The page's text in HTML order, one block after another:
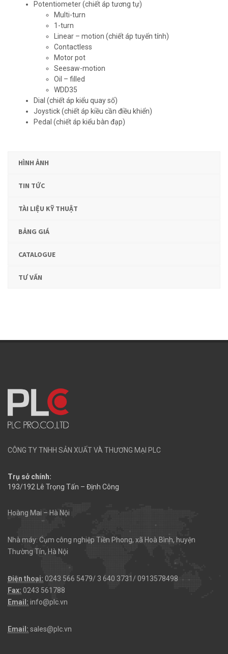
Potentiometer (chiết áp tương tự)
Multi-turn
1-turn
Linear – motion (chiết áp tuyến tính)
Contactless
Motor pot
Seesaw-motion
Oil – filled
WDD35
Dial (chiết áp kiểu quay số)
Joystick (chiết áp kiều cần điều khiển)
Pedal (chiết áp kiểu bàn đạp)
HÌNH ẢNH
TIN TỨC
TÀI LIỆU KỸ THUẬT
BẢNG GIÁ
CATALOGUE
TƯ VẤN
CÔNG TY TNHH SẢN XUẤT VÀ THƯƠNG MẠI PLC
Trụ sở chính:
193/192 Lê Trọng Tấn – Định Công
Hoàng Mai – Hà Nội
Nhà máy: Cụm công nghiệp Tiền Phong, xã Hoà Bình, huyện
Thường Tín, Hà Nội
Điện thoại: 0243 566 5479/ 3 640 3731/ 0913578498
Fax: 0243 561788
Email: info@plc.vn
Email: sales@plc.vn